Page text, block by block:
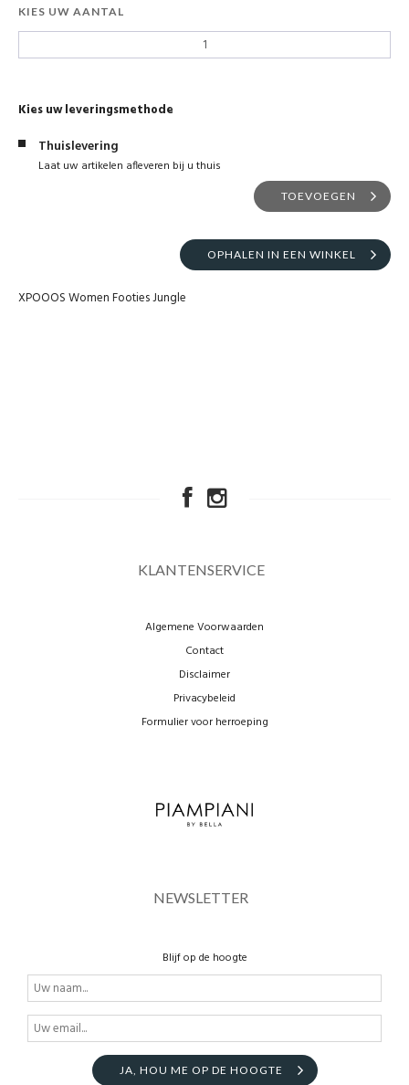
KIES UW AANTAL
Kies uw leveringsmethode
Thuislevering
Laat uw artikelen afleveren bij u thuis
TOEVOEGEN
OPHALEN IN EEN WINKEL
XPOOOS Women Footies Jungle
KLANTENSERVICE
Algemene Voorwaarden
Contact
Disclaimer
Privacybeleid
Formulier voor herroeping
NEWSLETTER
Blijf op de hoogte
JA, HOU ME OP DE HOOGTE